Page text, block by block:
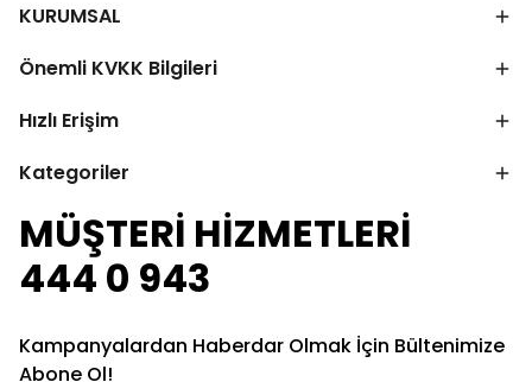
KURUMSAL
Önemli KVKK Bilgileri
Hızlı Erişim
Kategoriler
MÜŞTERİ HİZMETLERİ
444 0 943
Kampanyalardan Haberdar Olmak İçin Bültenimize
Abone Ol!